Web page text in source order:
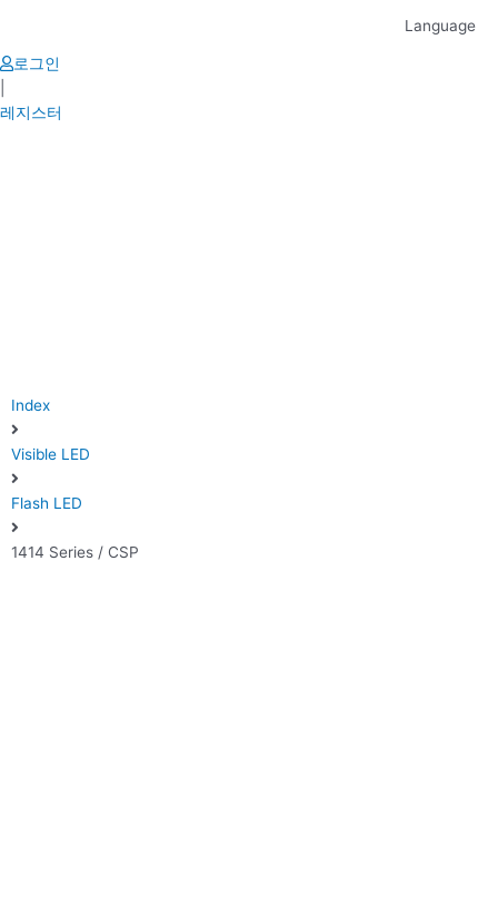
content
Language
로그인
레지스터
Index
Visible LED
Flash LED
1414 Series / CSP